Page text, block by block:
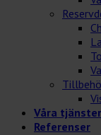
Våra tjänster
Referenser